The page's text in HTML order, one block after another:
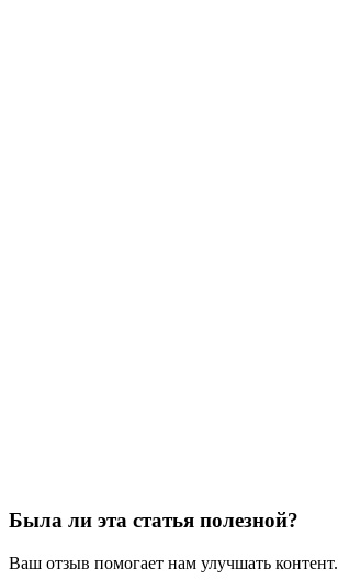
Была ли эта статья полезной?
Ваш отзыв помогает нам улучшать контент.